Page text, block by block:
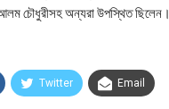
চৌধুরীসহ অন্যরা উপস্থিত ছিলেন।
Twitter Email